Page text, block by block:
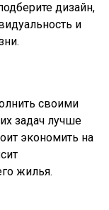
дизайн,
и
своими
задач лучше
экономить на
жилья.